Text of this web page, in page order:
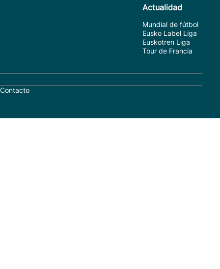
Actualidad
Mundial de fútbol
Eusko Label Liga
Euskotren Liga
Tour de Francia
Contacto